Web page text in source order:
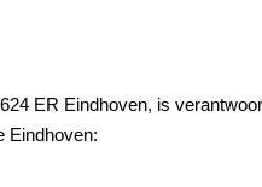
ER Eindhoven, is
Eindhoven: